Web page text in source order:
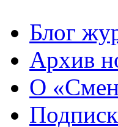
Блог
Архив
О